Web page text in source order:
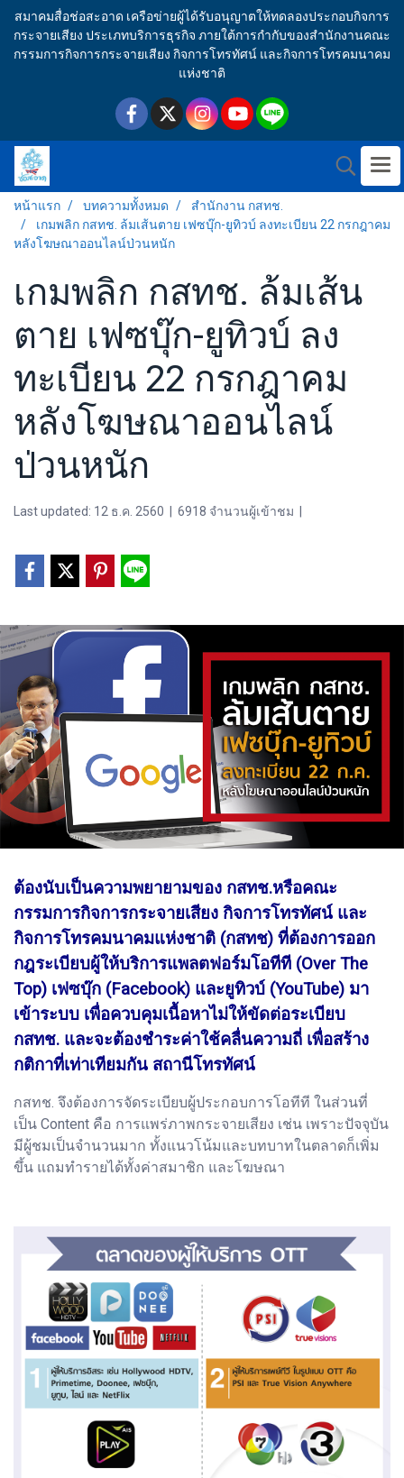
สมาคมสื่อช่อสะอาด เครือข่ายผู้ได้รับอนุญาตให้ทดลองประกอบกิจการ
กระจายเสียง ประเภทบริการธุรกิจ ภายใต้การกำกับของสำนักงานคณะ
กรรมการกิจการกระจายเสียง กิจการโทรทัศน์ และกิจการโทรคมนาคม
แห่งชาติ
หน้าแรก บทความทั้งหมด
สำนักงาน กสทช.
เกมพลิก กสทช. ล้มเส้นตาย เฟซบุ๊ก-ยูทิวบ์ ลงทะเบียน 22 กรกฎาคม
หลังโฆษณาออนไลน์ป่วนหนัก
เกมพลิก กสทช. ล้มเส้น
ตาย เฟซบุ๊ก-ยูทิวบ์ ลง
ทะเบียน 22 กรกฎาคม
หลังโฆษณาออนไลน์
ป่วนหนัก
Last updated: 12 ธ.ค. 2560 6918 จำนวนผู้เข้าชม
ต้องนับเป็นความพยายามของ กสทช.หรือคณะ
กรรมการกิจการกระจายเสียง กิจการโทรทัศน์ และ
กิจการโทรคมนาคมแห่งชาติ (กสทช) ที่ต้องการออก
กฎระเบียบผู้ให้บริการแพลตฟอร์มโอทีที (Over The
Top) เฟซบุ๊ก (Facebook) และยูทิวบ์ (YouTube) มา
เข้าระบบ เพื่อควบคุมเนื้อหาไม่ให้ขัดต่อระเบียบ
กสทช. และจะต้องชำระค่าใช้คลื่นความถี่ เพื่อสร้าง
กติกาที่เท่าเทียมกัน สถานีโทรทัศน์
กสทช. จึงต้องการจัดระเบียบผู้ประกอบการโอทีที ในส่วนที่
เป็น Content คือ การแพร่ภาพกระจายเสียง เช่น เพราะปัจจุบัน
มีผู้ชมเป็นจำนวนมาก ทั้งแนวโน้มและบทบาทในตลาดก็เพิ่ม
ขึ้น แถมทำรายได้ทั้งค่าสมาชิก และโฆษณา